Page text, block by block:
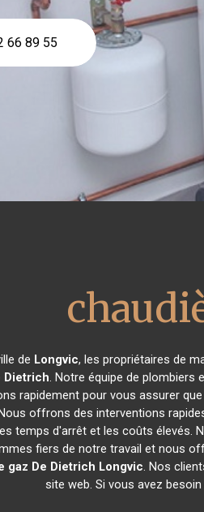
66 89 55
de Longvic, les propriétaires de
Dietrich. Notre équipe de plombiers
rapidement pour vous assurer
offrons des interventions
temps d'arrêt et les coûts élevés.
fiers de notre travail et nous
gaz De Dietrich Longvic. Nos
site web. Si vous avez